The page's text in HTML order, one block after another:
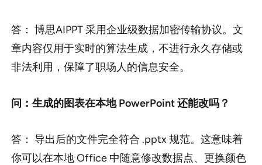
答： 博思AIPPT 采用企业级数据加密传输协议。文
章内容仅用于实时的算法生成，不进行永久存储或
非法利用，保障了职场人的信息安全。
问：生成的图表在本地 PowerPoint 还能改吗？
答： 导出后的文件完全符合 .pptx 规范。这意味着
你可以在本地 Office 中随意修改数据点、更换颜色